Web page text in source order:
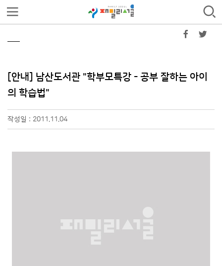
[안내] 남산도서관 "학부모특강 - 공부 잘하는 아이
의 학습법"
작성일 : 2011.11.04